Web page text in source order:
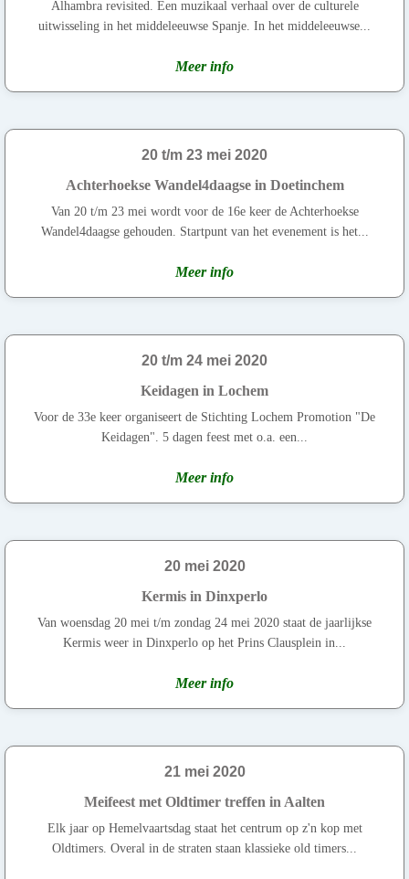
Alhambra revisited. Een muzikaal verhaal over de culturele
uitwisseling in het middeleeuwse Spanje. In het middeleeuwse...
Meer info
20 t/m 23 mei 2020
Achterhoekse Wandel4daagse in Doetinchem
Van 20 t/m 23 mei wordt voor de 16e keer de Achterhoekse
Wandel4daagse gehouden. Startpunt van het evenement is het...
Meer info
20 t/m 24 mei 2020
Keidagen in Lochem
Voor de 33e keer organiseert de Stichting Lochem Promotion "De
Keidagen". 5 dagen feest met o.a. een...
Meer info
20 mei 2020
Kermis in Dinxperlo
Van woensdag 20 mei t/m zondag 24 mei 2020 staat de jaarlijkse
Kermis weer in Dinxperlo op het Prins Clausplein in...
Meer info
21 mei 2020
Meifeest met Oldtimer treffen in Aalten
Elk jaar op Hemelvaartsdag staat het centrum op z'n kop met
Oldtimers. Overal in de straten staan klassieke old timers...